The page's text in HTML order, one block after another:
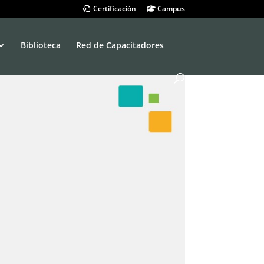
Certificación Campus
Biblioteca Red de Capacitadores